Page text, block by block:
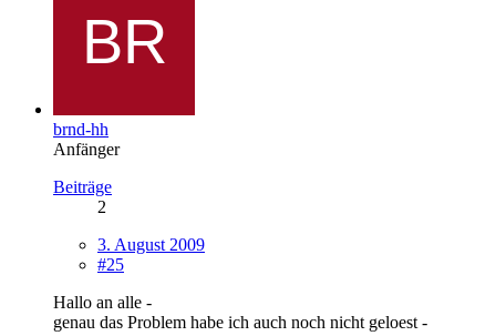
brnd-hh
Anfänger
Beiträge
2
3. August 2009
#25
Hallo an alle -
genau das Problem habe ich auch noch nicht geloest -